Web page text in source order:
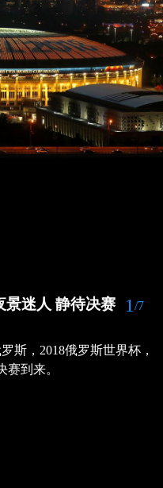
1/7
景迷人 静待决赛
斯，2018俄罗斯世界杯，
到来。